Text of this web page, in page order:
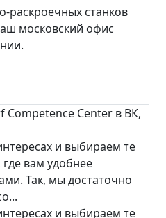
раскроечных станков
московский офис
Сenter в ВК,
и выбираем те
вам удобнее
Так, мы достаточно
и выбираем те